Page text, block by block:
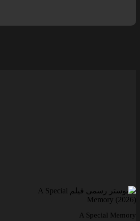
A Special Memory